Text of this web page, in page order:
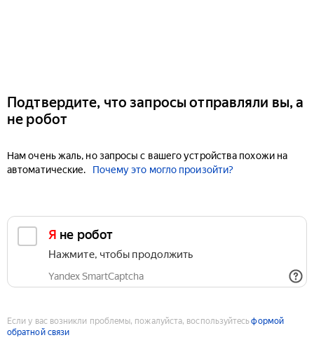
Подтвердите, что запросы отправляли вы, а
не робот
Нам очень жаль, но запросы с вашего устройства похожи на
автоматические.
Почему это могло произойти?
Я не робот
Нажмите, чтобы продолжить
Yandex SmartCaptcha
Если у вас возникли проблемы, пожалуйста, воспользуйтесьформой
обратной связи